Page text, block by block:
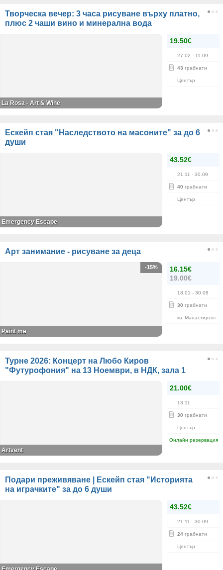
Творческа вечер: 3 часа рисуване върху платно,
плюс 2 чаши вино и минерална вода
19.50€
27.02 - 11.09
43 грабнати
Център
La Rosa - Art & Wine
Ескейп стая "Наследството на масоните" за до 6
души
43.52€
21.11 - 30.09
40 грабнати
Център
Emergency Escape
Арт занимание - рисуване за деца
16.15€
19.00€
18.01 - 30.08
30 грабнати
кв. Манастирски
-15%
Paint me
Турне 2026: Концерт на Любо Киров
"Футурофония" на 13 Ноември, в НДК, зала 1
21.00€
13.11
30 грабнати
Център
Онлайн резервация
Artvent
Подари преживяване | Ескейп стая "Историята
на играчките" за до 6 души
43.52€
21.11 - 30.09
24 грабнати
Център